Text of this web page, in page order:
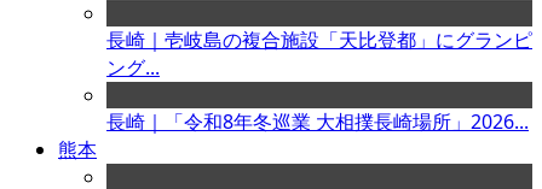
長崎｜壱岐島の複合施設「天比登都」にグランピ
ング...
長崎｜「令和8年冬巡業 大相撲長崎場所」2026...
熊本